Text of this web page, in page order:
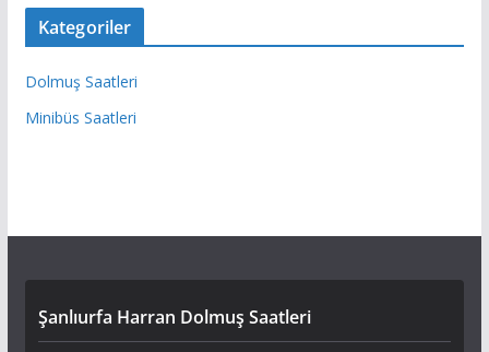
Kategoriler
Dolmuş Saatleri
Minibüs Saatleri
Şanlıurfa Harran Dolmuş Saatleri